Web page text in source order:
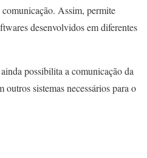
Assim, permite
desenvolvidos em diferentes
possibilita a comunicação da
sistemas necessários para o